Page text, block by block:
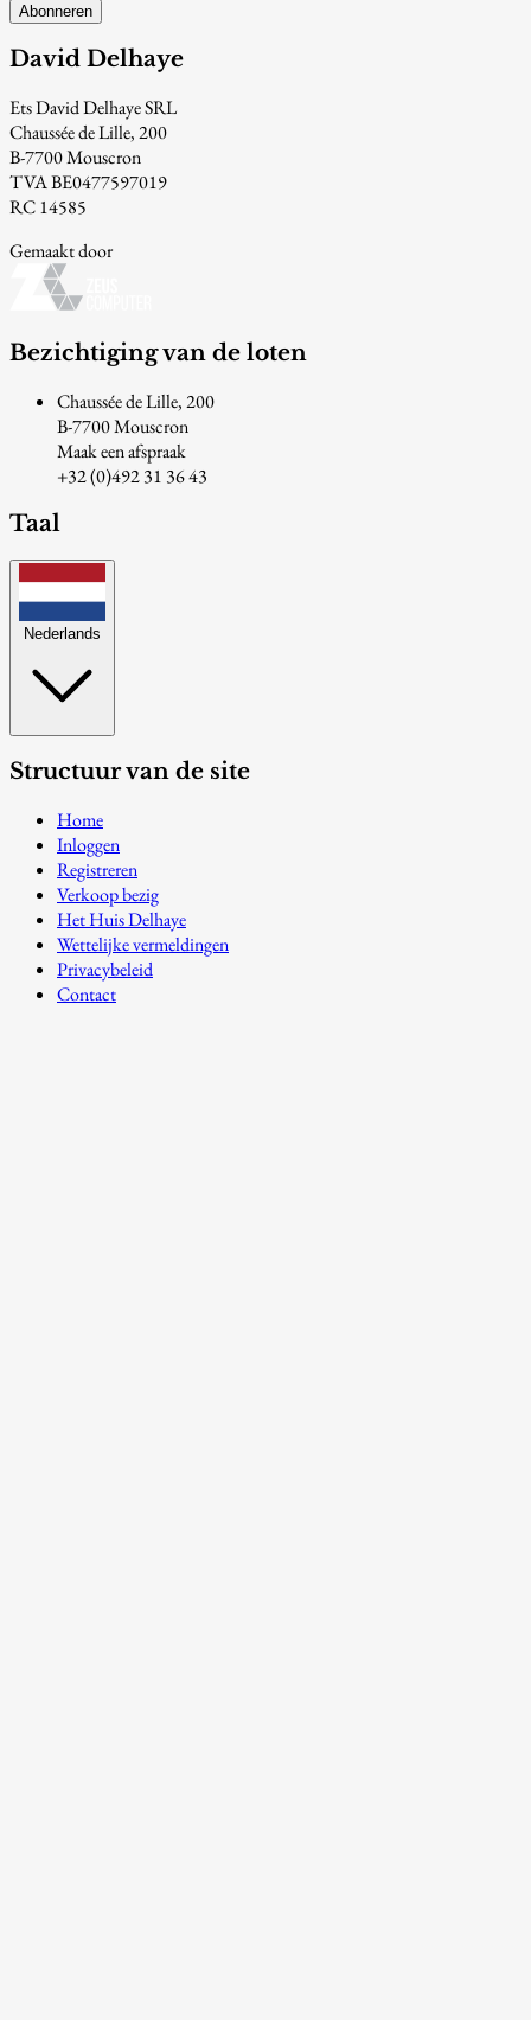
Abonneren
David Delhaye
Ets David Delhaye SRL
Chaussée de Lille, 200
B-7700 Mouscron
TVA BE0477597019
RC 14585
Gemaakt door
Bezichtiging van de loten
Chaussée de Lille, 200
B-7700 Mouscron
Maak een afspraak
+32 (0)492 31 36 43
Taal
Nederlands
Structuur van de site
Home
Inloggen
Registreren
Verkoop bezig
Het Huis Delhaye
Wettelijke vermeldingen
Privacybeleid
Contact